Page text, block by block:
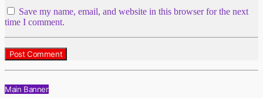
Save my name, email, and website in this browser for the next
time I comment.
Main Banner